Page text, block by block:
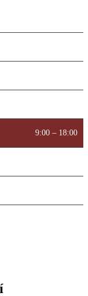
9:00 – 18:00